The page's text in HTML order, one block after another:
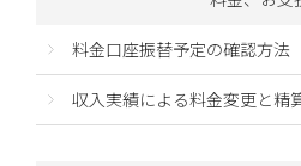
料金口座振替予定の確認方法
収入実績による料金変更と精